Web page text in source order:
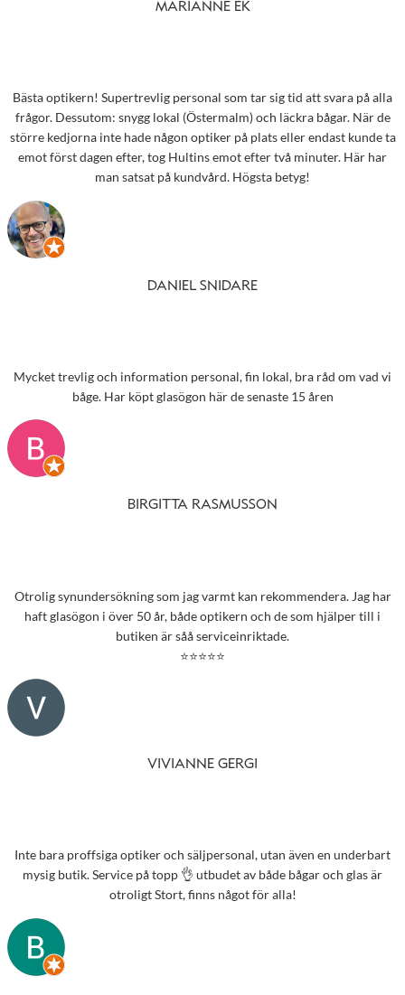
MARIANNE EK
Bästa optikern! Supertrevlig personal som tar sig tid att svara på alla
frågor. Dessutom: snygg lokal (Östermalm) och läckra bågar. När de
större kedjorna inte hade någon optiker på plats eller endast kunde ta
emot först dagen efter, tog Hultins emot efter två minuter. Här har
man satsat på kundvård. Högsta betyg!
DANIEL SNIDARE
Mycket trevlig och information personal, fin lokal, bra råd om vad vi
båge. Har köpt glasögon här de senaste 15 åren
BIRGITTA RASMUSSON
Otrolig synundersökning som jag varmt kan rekommendera. Jag har
haft glasögon i över 50 år, både optikern och de som hjälper till i
butiken är såå serviceinriktade.
⭐⭐⭐⭐⭐
VIVIANNE GERGI
Inte bara proffsiga optiker och säljpersonal, utan även en underbart
mysig butik. Service på topp 👌 utbudet av både bågar och glas är
otroligt Stort, finns något för alla!